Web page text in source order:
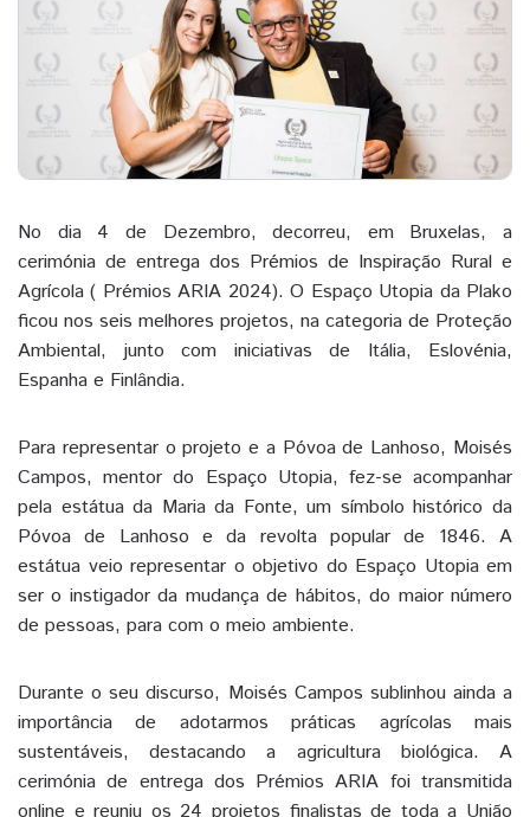
No dia 4 de Dezembro, decorreu, em Bruxelas, a
cerimónia de entrega dos Prémios de Inspiração Rural e
Agrícola ( Prémios ARIA 2024). O Espaço Utopia da Plako
ficou nos seis melhores projetos, na categoria de Proteção
Ambiental, junto com iniciativas de Itália, Eslovénia,
Espanha e Finlândia.
Para representar o projeto e a Póvoa de Lanhoso, Moisés
Campos, mentor do Espaço Utopia, fez-se acompanhar
pela estátua da Maria da Fonte, um símbolo histórico da
Póvoa de Lanhoso e da revolta popular de 1846. A
estátua veio representar o objetivo do Espaço Utopia em
ser o instigador da mudança de hábitos, do maior número
de pessoas, para com o meio ambiente.
Durante o seu discurso, Moisés Campos sublinhou ainda a
importância de adotarmos práticas agrícolas mais
sustentáveis, destacando a agricultura biológica. A
cerimónia de entrega dos Prémios ARIA foi transmitida